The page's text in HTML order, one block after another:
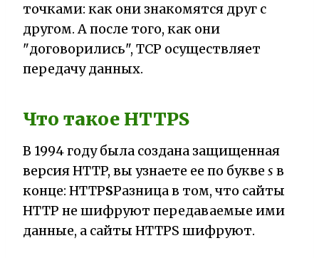
точками: как они знакомятся друг с
другом. А после того, как они
"договорились", TCP осуществляет
передачу данных.
Что такое HTTPS
В 1994 году была создана защищенная
версия HTTP, вы узнаете ее по букве s в
конце: HTTPSРазница в том, что сайты
HTTP не шифруют передаваемые ими
данные, а сайты HTTPS шифруют.